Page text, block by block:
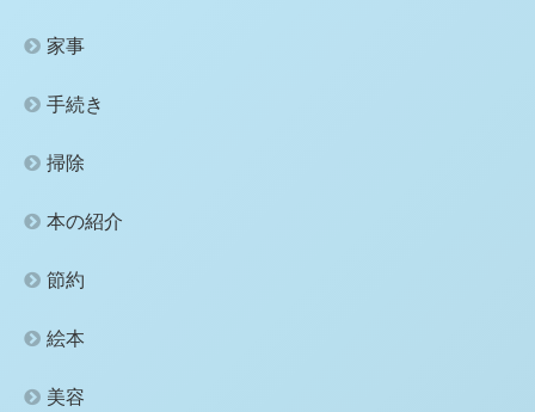
家事
手続き
掃除
本の紹介
節約
絵本
美容